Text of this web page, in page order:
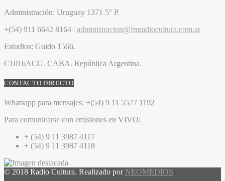
Administración: Uruguay 1371 5° P.
+(54) 911 6642 8164 | administracion@fmradiocultura.com.ar
Estudios: Guido 1566.
C1016ACG. CABA. República Argentina.
CONTACTO DIRECTO
Whatsapp para mensajes: +(54) 9 11 5577 1192
Para comunicarse con emisiones en VIVO:
+ (54) 9 11 3987 4117
+ (54) 9 11 3987 4118
© 2018 Radio Cultura. Realizado por NEOMEDIOS